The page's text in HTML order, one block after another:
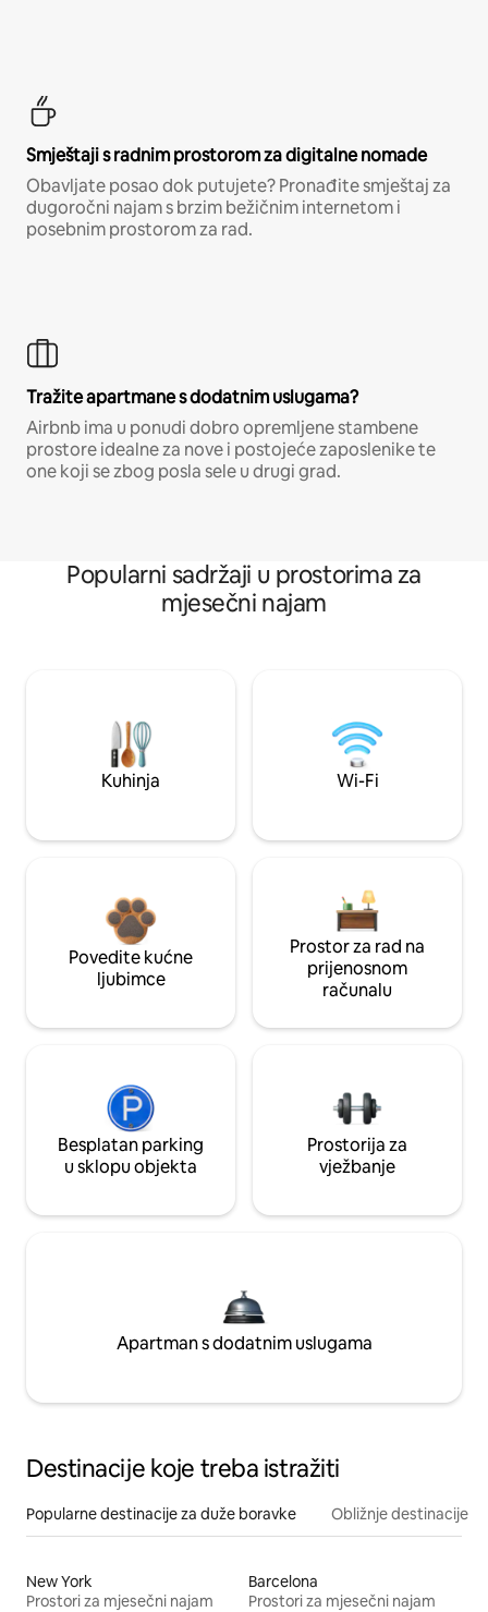
Smještaji s radnim prostorom za digitalne nomade
Obavljate posao dok putujete? Pronađite smještaj za
dugoročni najam s brzim bežičnim internetom i
posebnim prostorom za rad.
Tražite apartmane s dodatnim uslugama?
Airbnb ima u ponudi dobro opremljene stambene
prostore idealne za nove i postojeće zaposlenike te
one koji se zbog posla sele u drugi grad.
Popularni sadržaji u prostorima za
mjesečni najam
Kuhinja Wi-Fi
Povedite kućne
ljubimce
Prostor za rad na
prijenosnom
računalu
Besplatan parking
u sklopu objekta
Prostorija za
vježbanje
Apartman s dodatnim uslugama
Destinacije koje treba istražiti
Popularne destinacije za duže boravke Obližnje destinacije
New York
Prostori za mjesečni najam
Barcelona
Prostori za mjesečni najam